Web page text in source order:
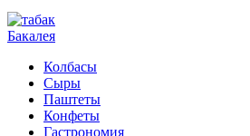
Бакалея
Колбасы
Сыры
Паштеты
Конфеты
Гастрономия